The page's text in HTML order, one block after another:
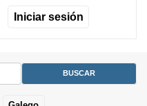
Iniciar sesión